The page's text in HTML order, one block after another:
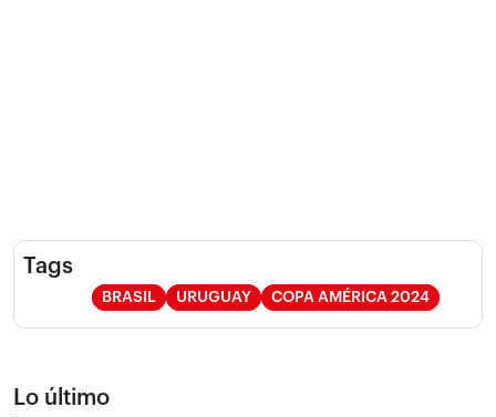
Tags
BRASIL URUGUAY COPA AMÉRICA 2024
Lo último